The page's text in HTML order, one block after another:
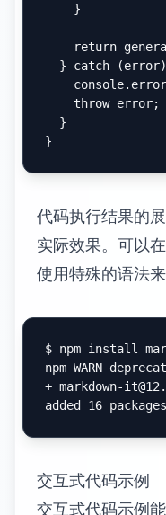
const
return
代码块注释和说明
代码注释是代码
的上下文和目的。
内联注释应该简
而不是显而易见
者理解代码的意
代码块标题可以
方法是在代码块
方法是使用支持
async function
{